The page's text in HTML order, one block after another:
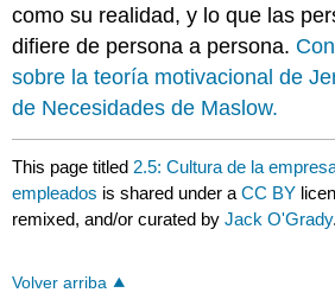
como su realidad, y lo que las
difiere de persona a persona.
sobre la teoría motivacional de
de Necesidades de Maslow.
This page titled 2.5: Cultura de la
empleados is shared under aCC BY
remixed, and/or curated byJack O'Grady.
Volver arriba